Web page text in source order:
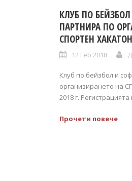
КЛУБ ПО
ПАРТНИРА ПО
СПОРТЕН
12 Feb 2018
Клуб по бейзбол и
организирането на
2018 г.
Прочети повече